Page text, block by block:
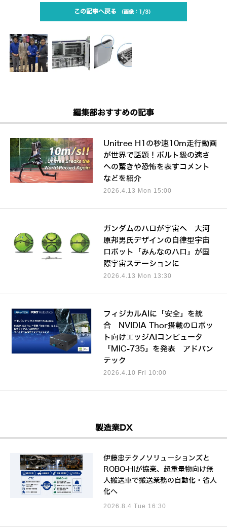
この記事へ戻る 1/3
編集部おすすめの記事
Unitree H1の秒速10m走行動画
が世界で話題！ボルト級の速さ
への驚きや恐怖を表すコメント
などを紹介
2026.4.13 Mon 15:00
ガンダムのハロが宇宙へ 大河
原邦男氏デザインの自律型宇宙
ロボット「みんなのハロ」が国
際宇宙ステーションに
2026.4.13 Mon 13:30
フィジカルAIに「安全」を統
合 NVIDIA Thor搭載のロボッ
ト向けエッジAIコンピュータ
「MIC-735」を発表 アドバン
テック
2026.4.10 Fri 10:00
製造業DX
伊藤忠テクノソリューションズと
ROBO-HIが協業、超重量物向け無
人搬送車で搬送業務の自動化・省人
化へ
2026.8.4 Tue 16:30